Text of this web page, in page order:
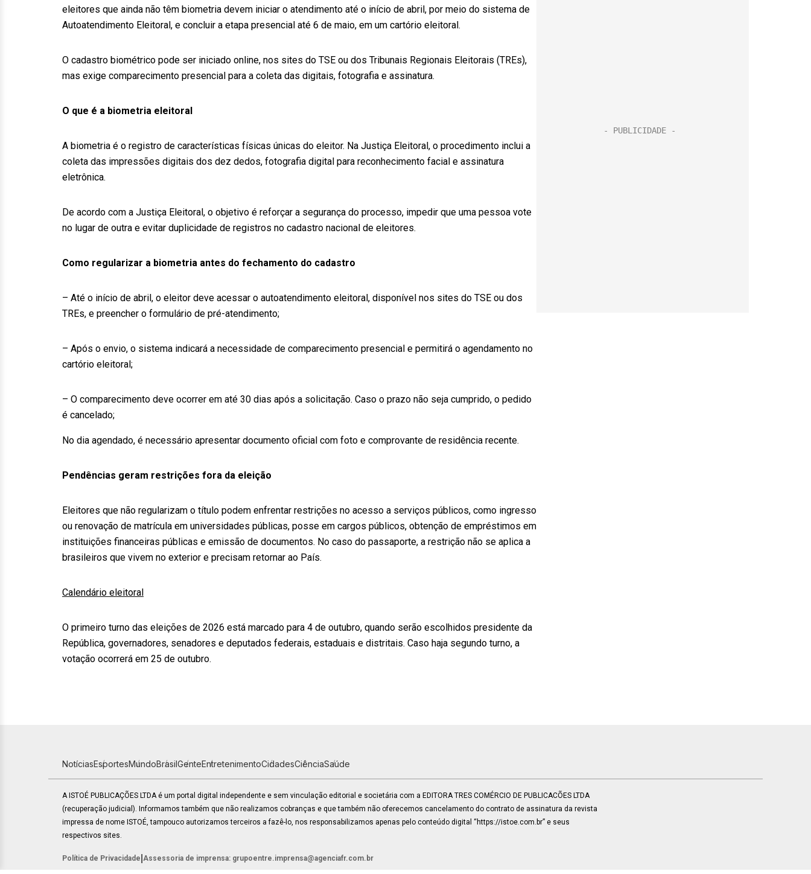
eleitores que ainda não têm biometria devem iniciar o atendimento até o início de abril, por meio do sistema de
Autoatendimento Eleitoral, e concluir a etapa presencial até 6 de maio, em um cartório eleitoral.
O cadastro biométrico pode ser iniciado online, nos sites do TSE ou dos Tribunais Regionais Eleitorais (TREs),
mas exige comparecimento presencial para a coleta das digitais, fotografia e assinatura.
O que é a biometria eleitoral
A biometria é o registro de características físicas únicas do eleitor. Na Justiça Eleitoral, o procedimento inclui a
coleta das impressões digitais dos dez dedos, fotografia digital para reconhecimento facial e assinatura
eletrônica.
De acordo com a Justiça Eleitoral, o objetivo é reforçar a segurança do processo, impedir que uma pessoa vote
no lugar de outra e evitar duplicidade de registros no cadastro nacional de eleitores.
Como regularizar a biometria antes do fechamento do cadastro
– Até o início de abril, o eleitor deve acessar o autoatendimento eleitoral, disponível nos sites do TSE ou dos
TREs, e preencher o formulário de pré-atendimento;
– Após o envio, o sistema indicará a necessidade de comparecimento presencial e permitirá o agendamento no
cartório eleitoral;
– O comparecimento deve ocorrer em até 30 dias após a solicitação. Caso o prazo não seja cumprido, o pedido
é cancelado;
No dia agendado, é necessário apresentar documento oficial com foto e comprovante de residência recente.
Pendências geram restrições fora da eleição
Eleitores que não regularizam o título podem enfrentar restrições no acesso a serviços públicos, como ingresso
ou renovação de matrícula em universidades públicas, posse em cargos públicos, obtenção de empréstimos em
instituições financeiras públicas e emissão de documentos. No caso do passaporte, a restrição não se aplica a
brasileiros que vivem no exterior e precisam retornar ao País.
Calendário eleitoral
O primeiro turno das eleições de 2026 está marcado para 4 de outubro, quando serão escolhidos presidente da
República, governadores, senadores e deputados federais, estaduais e distritais. Caso haja segundo turno, a
votação ocorrerá em 25 de outubro.
NotíciasEsportesMundoBrasilGenteEntretenimentoCidadesCiênciaSaúde
A ISTOÉ PUBLICAÇÕES LTDA é um portal digital independente e sem vinculação editorial e societária com a EDITORA TRES COMÉRCIO DE PUBLICACÕES LTDA
(recuperação judicial). Informamos também que não realizamos cobranças e que também não oferecemos cancelamento do contrato de assinatura da revista
impressa de nome ISTOÉ, tampouco autorizamos terceiros a fazê-lo, nos responsabilizamos apenas pelo conteúdo digital “https://istoe.com.br” e seus
respectivos sites.
Política de Privacidade Assessoria de imprensa: grupoentre.imprensa@agenciafr.com.br